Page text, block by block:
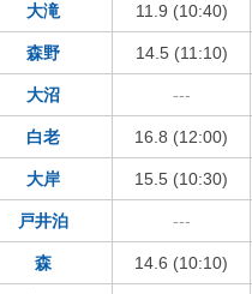
大滝 11.9 (10:40)
森野 14.5 (11:10)
大沼 ---
白老 16.8 (12:00)
大岸 15.5 (10:30)
戸井泊 ---
森 14.6 (10:10)